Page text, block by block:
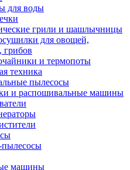
для воды
грили и шашлычницы
для овощей,
грибов
и термопоты
техника
пылесосы
и распошивальные машины
машины